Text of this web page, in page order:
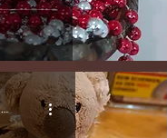
2 Min. Lesezeit